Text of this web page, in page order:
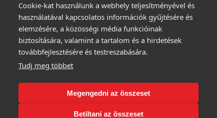
Cookie-kat használunk a webhely teljesítményével és
használatával kapcsolatos információk gyűjtésére és
elemzésére, a közösségi média funkcióinak
biztosítására, valamint a tartalom és a hirdetések
továbbfejlesztésére és testreszabására.
Tudj meg többet
Megengedni az összeset
Betiltani az összeset